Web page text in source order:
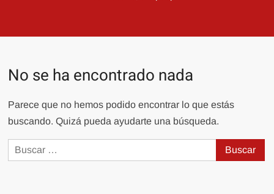
No se ha encontrado nada
Parece que no hemos podido encontrar lo que estás
buscando. Quizá pueda ayudarte una búsqueda.
Buscar: